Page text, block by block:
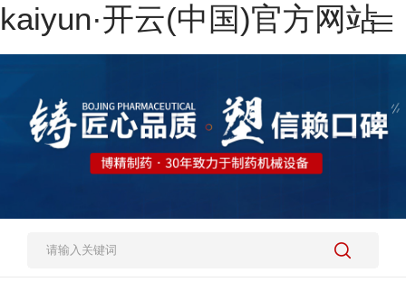
kaiyun·开云(中国)官方网站
网站kaiyun·开云(中国)官方网站
施工案例
人才招聘